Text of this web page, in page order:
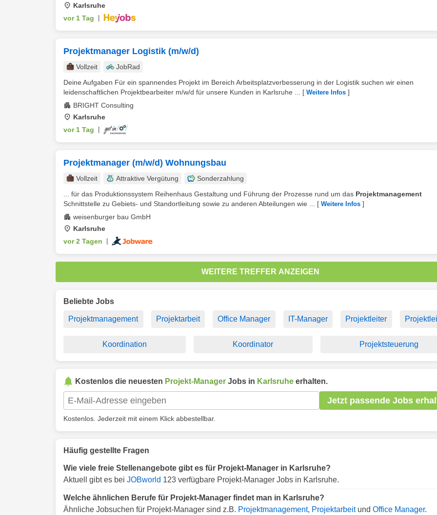
Karlsruhe
vor 1 Tag
Projektmanager Logistik (m/w/d)
Vollzeit
JobRad
Deine Aufgaben Für ein spannendes Projekt im Bereich Arbeitsplatzverbesserung in der Logistik suchen wir einen
leidenschaftlichen Projektbearbeiter m/w/d für unsere Kunden in Karlsruhe ...
[ Weitere Infos ]
BRIGHT Consulting
Karlsruhe
vor 1 Tag
Projektmanager (m/w/d) Wohnungsbau
Vollzeit Attraktive Vergütung
Sonderzahlung
... für das Produktionssystem Reihenhaus Gestaltung und Führung der Prozesse rund um das Projektmanagement
Schnittstelle zu Gebiets- und Standortleitung sowie zu anderen Abteilungen wie ...
[ Weitere Infos ]
weisenburger bau GmbH
Karlsruhe
vor 2 Tagen
WEITERE TREFFER ANZEIGEN
Beliebte Jobs
Projektmanagement Projektarbeit Office Manager IT-Manager Projektleiter
Koordination Koordinator Projektsteuerung
Kostenlos die neuesten Projekt-Manager Jobs in Karlsruhe erhalten.
Jetzt passende Jobs
Kostenlos. Jederzeit mit einem Klick abbestellbar.
Häufig gestellte Fragen
Wie viele freie Stellenangebote gibt es für Projekt-Manager in Karlsruhe?
Aktuell gibt es bei JOBworld 123 verfügbare Projekt-Manager Jobs in Karlsruhe.
Welche ähnlichen Berufe für Projekt-Manager findet man in Karlsruhe?
Ähnliche Jobsuchen für Projekt-Manager sind z.B. Projektmanagement, Projektarbeitund Office Manager.